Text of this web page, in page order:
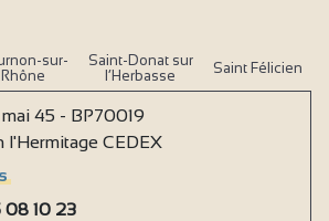
sur-
Rhône
Saint-Donat sur
l’Herbasse
Saint Félicien
45 - BP70019
l'Hermitage CEDEX
08 10 23